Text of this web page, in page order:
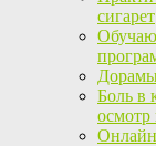
сигарет
Боль в
осмотр